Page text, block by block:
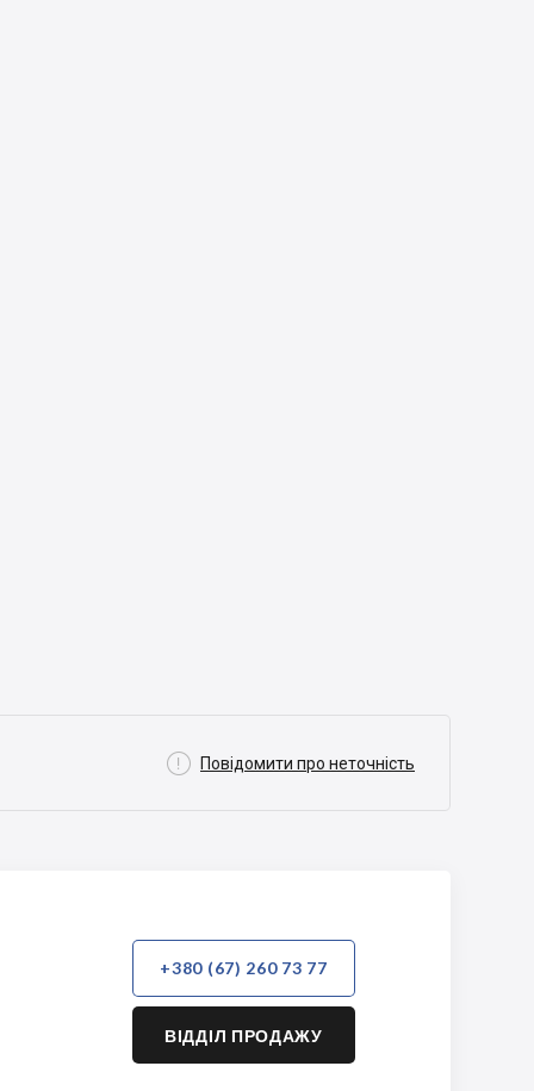
 Повідомити про неточність
+380 (67) 260 73 77
ВІДДІЛ ПРОДАЖУ